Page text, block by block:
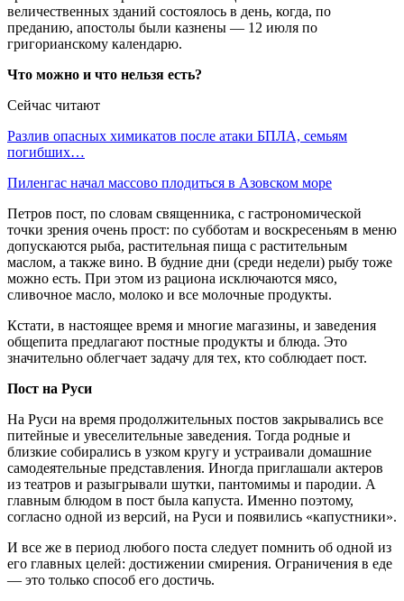
величественных зданий состоялось в день, когда, по
преданию, апостолы были казнены — 12 июля по
григорианскому календарю.
Что можно и что нельзя есть?
Сейчас читают
Разлив опасных химикатов после атаки БПЛА, семьям
погибших…
Пиленгас начал массово плодиться в Азовском море
Петров пост, по словам священника, с гастрономической
точки зрения очень прост: по субботам и воскресеньям в меню
допускаются рыба, растительная пища с растительным
маслом, а также вино. В будние дни (среди недели) рыбу тоже
можно есть. При этом из рациона исключаются мясо,
сливочное масло, молоко и все молочные продукты.
Кстати, в настоящее время и многие магазины, и заведения
общепита предлагают постные продукты и блюда. Это
значительно облегчает задачу для тех, кто соблюдает пост.
Пост на Руси
На Руси на время продолжительных постов закрывались все
питейные и увеселительные заведения. Тогда родные и
близкие собирались в узком кругу и устраивали домашние
самодеятельные представления. Иногда приглашали актеров
из театров и разыгрывали шутки, пантомимы и пародии. А
главным блюдом в пост была капуста. Именно поэтому,
согласно одной из версий, на Руси и появились «капустники».
И все же в период любого поста следует помнить об одной из
его главных целей: достижении смирения. Ограничения в еде
— это только способ его достичь.